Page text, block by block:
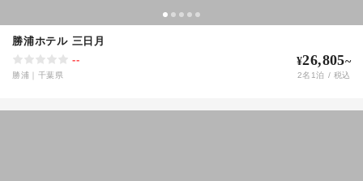
勝浦ホテル 三日月
--
勝浦 千葉県
¥26,805~
2名 1泊 / 税込